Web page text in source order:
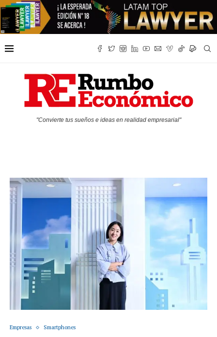
"Convierte tus sueños e ideas en realidad empresarial"
Empresas Smartphones